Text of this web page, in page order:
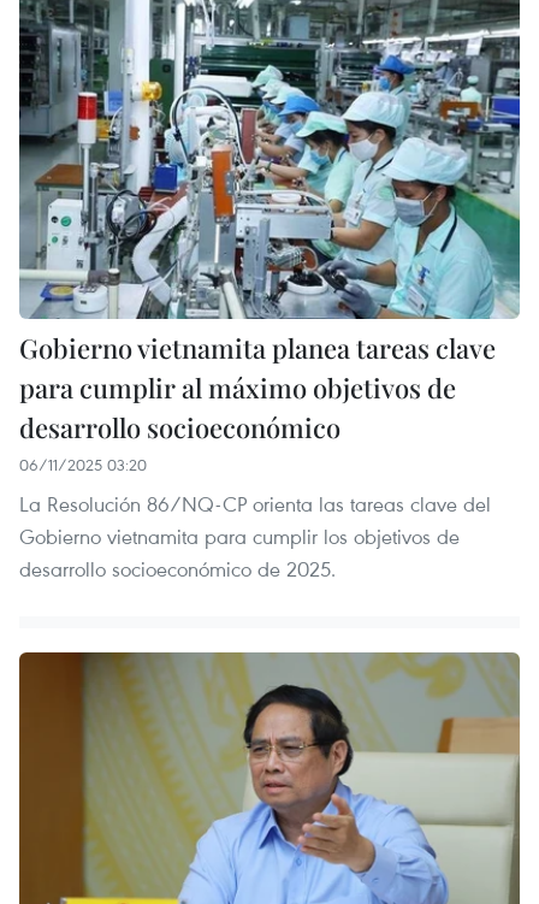
Gobierno vietnamita planea tareas clave
para cumplir al máximo objetivos de
desarrollo socioeconómico
06/11/2025 03:20
La Resolución 86/NQ-CP orienta las tareas clave del
Gobierno vietnamita para cumplir los objetivos de
desarrollo socioeconómico de 2025.